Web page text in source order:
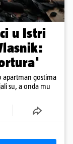
u Istri
apartman gostima
su, a onda mu